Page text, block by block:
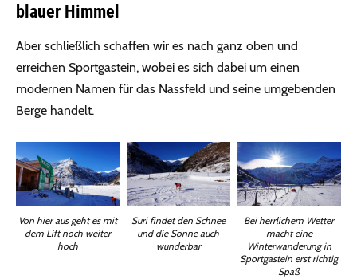
blauer Himmel
Aber schließlich schaffen wir es nach ganz oben und
erreichen Sportgastein, wobei es sich dabei um einen
modernen Namen für das Nassfeld und seine umgebenden
Berge handelt.
Von hier aus geht es mit
dem Lift noch weiter
hoch
Suri findet den Schnee
und die Sonne auch
wunderbar
Bei herrlichem Wetter
macht eine
Winterwanderung in
Sportgastein erst richtig
Spaß